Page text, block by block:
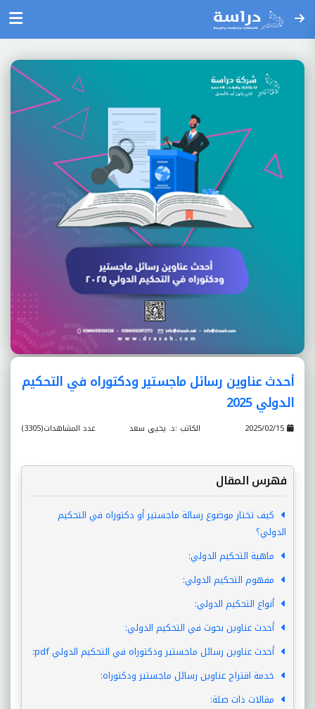
أحدث عناوين رسائل ماجستير ودكتوراه في التحكيم
الدولي 2025
عدد المشاهدات(3305) الكاتب :د. يحيى سعد
فهرس المقال
كيف تختار موضوع رسالة ماجستير أو دكتوراه في التحكيم
الدولي؟
ماهية التحكيم الدولي:
مفهوم التحكيم الدولي:
أنواع التحكيم الدولي:
أحدث عناوين بحوث في التحكيم الدولي:
أحدث عناوين رسائل ماجستير ودكتوراه في التحكيم الدولي pdf:
خدمة اقتراح عناوين رسائل ماجستير ودكتوراه:
مقالات ذات صلة: